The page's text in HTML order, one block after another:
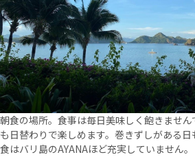
朝食の場所。食事は毎日美味しく飽きませ
も日替わりで楽しめます。巻きずしがある
食はバリ島のAYANAほど充実していません。